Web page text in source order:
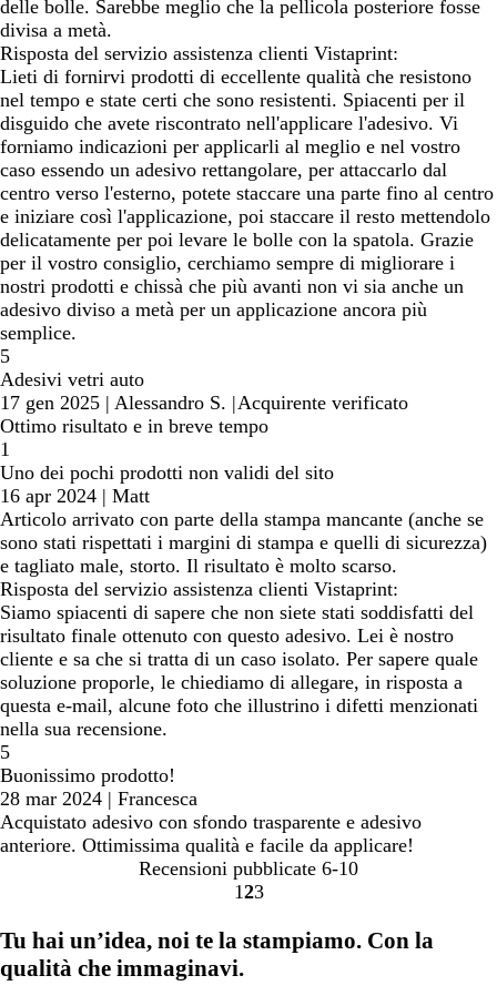
delle bolle. Sarebbe meglio che la pellicola posteriore fosse
divisa a metà.
Risposta del servizio assistenza clienti Vistaprint:
Lieti di fornirvi prodotti di eccellente qualità che resistono
nel tempo e state certi che sono resistenti. Spiacenti per il
disguido che avete riscontrato nell'applicare l'adesivo. Vi
forniamo indicazioni per applicarli al meglio e nel vostro
caso essendo un adesivo rettangolare, per attaccarlo dal
centro verso l'esterno, potete staccare una parte fino al centro
e iniziare così l'applicazione, poi staccare il resto mettendolo
delicatamente per poi levare le bolle con la spatola. Grazie
per il vostro consiglio, cerchiamo sempre di migliorare i
nostri prodotti e chissà che più avanti non vi sia anche un
adesivo diviso a metà per un applicazione ancora più
semplice.
5
Adesivi vetri auto
17 gen 2025 | Alessandro S. |Acquirente verificato
Ottimo risultato e in breve tempo
1
Uno dei pochi prodotti non validi del sito
16 apr 2024 | Matt
Articolo arrivato con parte della stampa mancante (anche se
sono stati rispettati i margini di stampa e quelli di sicurezza)
e tagliato male, storto. Il risultato è molto scarso.
Risposta del servizio assistenza clienti Vistaprint:
Siamo spiacenti di sapere che non siete stati soddisfatti del
risultato finale ottenuto con questo adesivo. Lei è nostro
cliente e sa che si tratta di un caso isolato. Per sapere quale
soluzione proporle, le chiediamo di allegare, in risposta a
questa e-mail, alcune foto che illustrino i difetti menzionati
nella sua recensione.
5
Buonissimo prodotto!
28 mar 2024 | Francesca
Acquistato adesivo con sfondo trasparente e adesivo
anteriore. Ottimissima qualità e facile da applicare!
Recensioni pubblicate 6-10
Vai
pagina
1Vai
pagina
2Vai
pagina
3
Tu hai un’idea, noi te la stampiamo. Con la
qualità che immaginavi.